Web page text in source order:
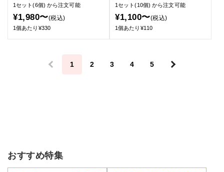
1セット(6個) から注文可能
¥1,980〜(税込)
1個あたり¥330
1セット(10個)から注文可能
¥1,100〜(税込)
1個あたり¥110
＜ 1 2 3 4 5 ＞
おすすめ特集